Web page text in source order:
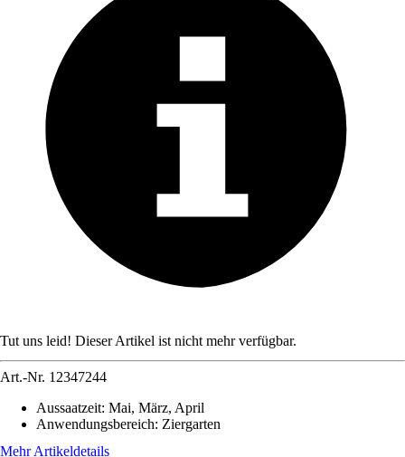
Tut uns leid! Dieser Artikel ist nicht mehr verfügbar.
Art.-Nr. 12347244
Aussaatzeit: Mai, März, April
Anwendungsbereich: Ziergarten
Mehr Artikeldetails